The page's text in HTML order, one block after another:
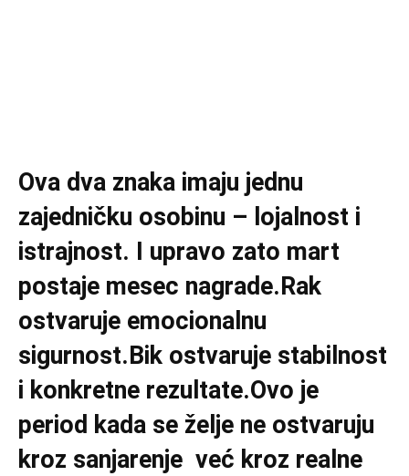
Ova dva znaka imaju jednu
zajedničku osobinu – lojalnost i
istrajnost. I upravo zato mart
postaje mesec nagrade.Rak
ostvaruje emocionalnu
sigurnost.Bik ostvaruje stabilnost
i konkretne rezultate.Ovo je
period kada se želje ne ostvaruju
kroz sanjarenje već kroz realne